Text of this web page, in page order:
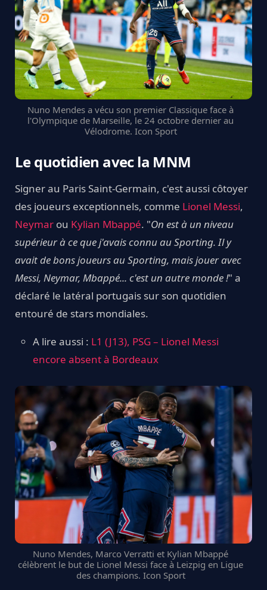
Nuno Mendes a vécu son premier Classique face à
l'Olympique de Marseille, le 24 octobre dernier au
Vélodrome. Icon Sport
Le quotidien avec la MNM
Signer au Paris Saint-Germain, c'est aussi côtoyer
des joueurs exceptionnels, comme Lionel Messi,
Neymar ou Kylian Mbappé. "On est à un niveau
supérieur à ce que j'avais connu au Sporting. Il y
avait de bons joueurs au Sporting, mais jouer avec
Messi, Neymar, Mbappé... c'est un autre monde !" a
déclaré le latéral portugais sur son quotidien
entouré de stars mondiales.
A lire aussi : L1 (J13), PSG – Lionel Messi
encore absent à Bordeaux
Nuno Mendes, Marco Verratti et Kylian Mbappé
célèbrent le but de Lionel Messi face à Leizpig en Ligue
des champions. Icon Sport